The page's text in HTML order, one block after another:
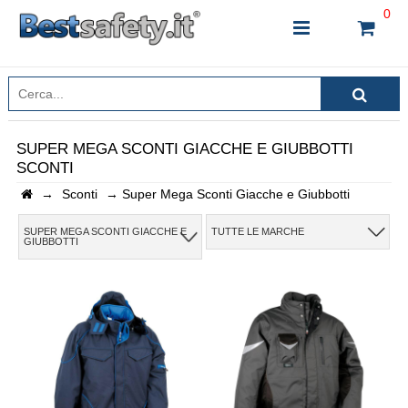
0
CERCANDO
SUPER MEGA SCONTI GIACCHE E GIUBBOTTI
SCONTI
→ Sconti → Super Mega Sconti Giacche e Giubbotti
SUPER MEGA SCONTI GIACCHE E
GIUBBOTTI
TUTTE LE MARCHE